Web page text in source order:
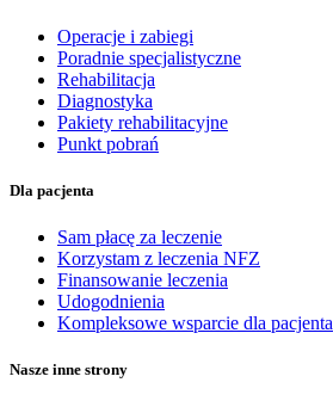
Operacje i zabiegi
Poradnie specjalistyczne
Rehabilitacja
Diagnostyka
Pakiety rehabilitacyjne
Punkt pobrań
Dla pacjenta
Sam płacę za leczenie
Korzystam z leczenia NFZ
Finansowanie leczenia
Udogodnienia
Kompleksowe wsparcie dla pacjenta
Nasze inne strony